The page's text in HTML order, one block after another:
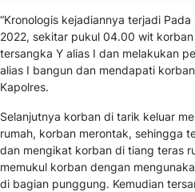
“Kronologis kejadiannya terjadi
2022, sekitar pukul 04.00 wit
tersangka Y alias I dan melakukan
alias I bangun dan mendapati
Kapolres.
Selanjutnya korban di tarik keluar
rumah, korban merontak, sehingga
dan mengikat korban di tiang teras
memukul korban dengan
di bagian punggung. Kemudian